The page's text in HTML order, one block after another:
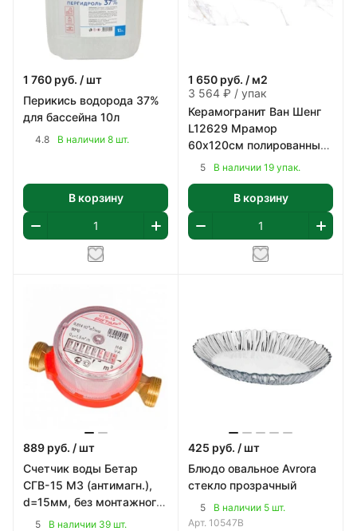
1 760 руб. / шт
Перикись водорода 37%
для бассейна 10л
4.8 В наличии 8 шт.
В корзину
1 650 руб. / м2
3 564 ₽ / упак
Керамогранит Ван Шенг
L12629 Мрамор
60х120см полированный
цвет белый с коричнево-
5 В наличии 19 упак.
В корзину
889 руб. / шт
Счетчик воды Бетар
СГВ-15 МЗ (антимагн.),
d=15мм, без монтажного
комплекта
5
В наличии 39 шт.
425 руб. / шт
Блюдо овальное Avrora
стекло прозрачный
5
В наличии 5 шт.
Арт. 10547B